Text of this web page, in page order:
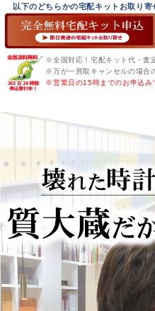
以下のどちらかの宅配キットお取り
※全国対応！宅配キット代・査
※万が一買取キャンセルの場合
※営業日の15時までのお申込み